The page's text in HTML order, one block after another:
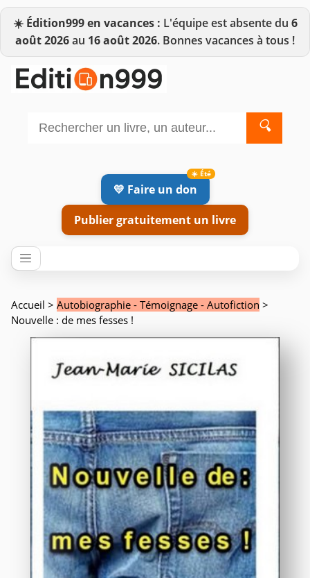
☀️ Édition999 en vacances : L'équipe est absente du 6
août 2026au 16 août 2026. Bonnes vacances à tous !
🔍
💛 Faire un don
Publier gratuitement un livre
Accueil > Autobiographie - Témoignage - Autofiction >
Nouvelle : de mes fesses !